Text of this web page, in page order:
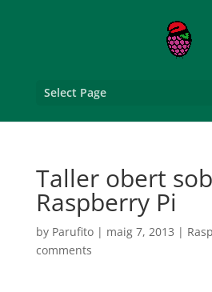
Select Page
Taller obert
Raspberry Pi
by Parufito| maig 7, 2013 |
comments